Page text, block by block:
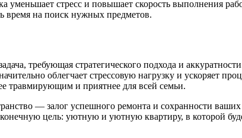
уменьшает стресс и повышает скорость выполнения
время на поиск нужных предметов.
требующая стратегического подхода и
облегчает стрессовую нагрузку и ускоряет
травмирующим и приятнее для всей семьи.
— залог успешного ремонта и сохранности
цель: уютную и уютную квартиру, в которой